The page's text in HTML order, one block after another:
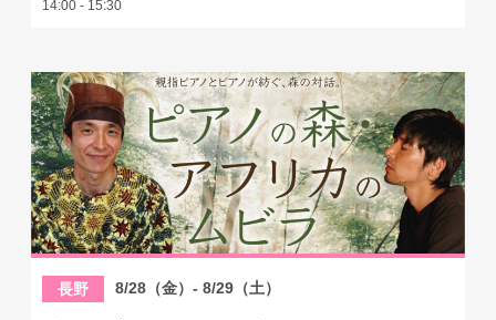
14:00 - 15:30
長野 8/28（金）- 8/29（土）